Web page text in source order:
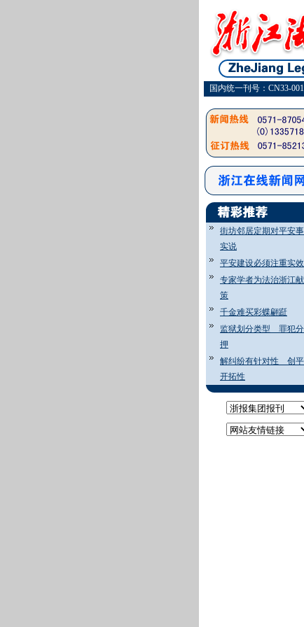
国内统一刊号：CN33-
街坊邻居定期对平安
实说
平安建设必须注重实效
专家学者为法治浙江
策
千金难买彩蝶翩跹
监狱划分类型 罪犯
押
解纠纷有针对性 创
开拓性